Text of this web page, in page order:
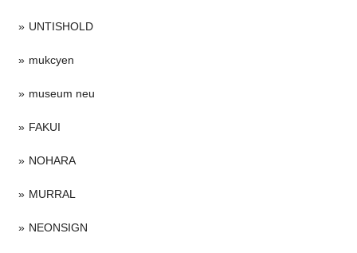
UNTISHOLD
mukcyen
museum neu
FAKUI
NOHARA
MURRAL
NEONSIGN